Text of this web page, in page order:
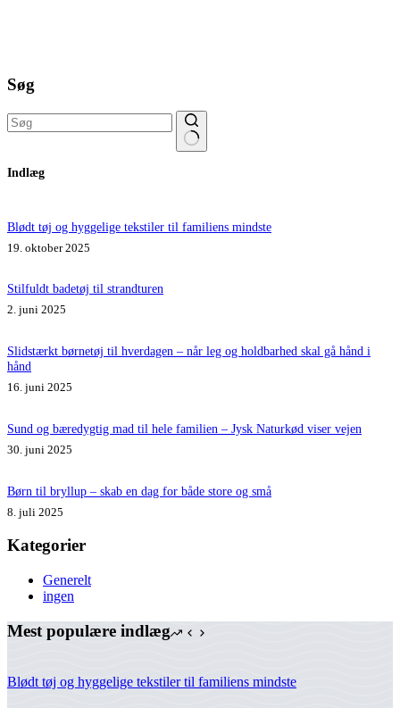
Søg
resultater
Indlæg
Blødt tøj og hyggelige tekstiler til familiens mindste
19. oktober 2025
Stilfuldt badetøj til strandturen
2. juni 2025
Slidstærkt børnetøj til hverdagen – når leg og holdbarhed skal gå hånd i
hånd
16. juni 2025
Sund og bæredygtig mad til hele familien – Jysk Naturkød viser vejen
30. juni 2025
Børn til bryllup – skab en dag for både store og små
8. juli 2025
Kategorier
Generelt
ingen
Mest populære indlæg
Blødt tøj og hyggelige tekstiler til familiens mindste